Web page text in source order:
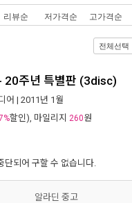
리뷰순 저가격순 고가격순
전체선택
20주년 특별판 (3disc)
어 | 2011년 1월
할인), 마일리지 260원
단되어 구할 수 없습니다.
알라딘 중고